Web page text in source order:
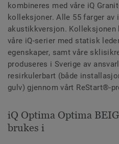
kombineres med våre iQ
kolleksjoner. Alle 55 farger av
akustikkversjon. Kolleksjonen
våre iQ-serier med statisk
egenskaper, samt våre
produseres i Sverige av
resirkulerbart (både
gulv) gjennom vårt ReStart®-
iQ Optima Optima
brukes i